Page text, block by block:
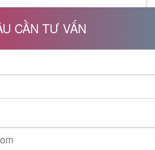
CẦN TƯ VẤN